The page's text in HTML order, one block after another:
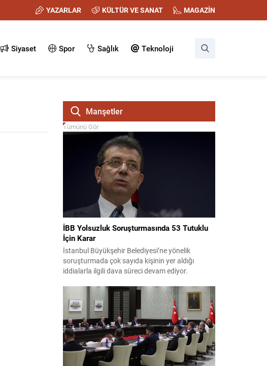
YAZARLAR KÜLTÜR VE SANAT MAGAZİN
Siyaset Spor Sağlık Teknoloji
Manşetler
Tümünü Gör
İBB Yolsuzluk Soruşturmasında 53 Tutuklu
İçin Karar
İstanbul Büyükşehir Belediyesi’ne yönelik
soruşturmada çok sayıda kişinin yer aldığı
iddialarla ilgili dava süreci devam ediyor.
sanıkların tutukluluk hallerini ayrı ayrı
değerlendirdi. İnceleme sonucunda, aralarında
Ekrem İmamoğlu’nun da bulunduğu 53 tutuklu
hakkında tutukluluk hallerinin sürdürülmesine
karar verildi. İddialar ve değerlendirilen talepler
Soruşturma kapsamında sanıklara yöneltilen...